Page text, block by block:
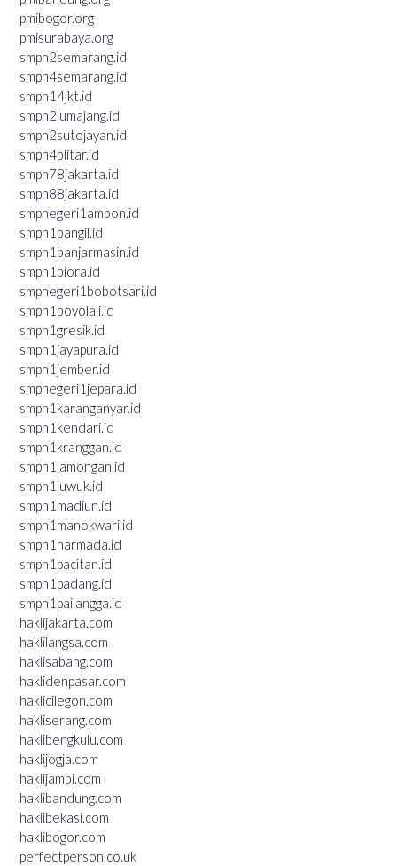
pmibogor.org
pmisurabaya.org
smpn2semarang.id
smpn4semarang.id
smpn14jkt.id
smpn2lumajang.id
smpn2sutojayan.id
smpn4blitar.id
smpn78jakarta.id
smpn88jakarta.id
smpnegeri1ambon.id
smpn1bangil.id
smpn1banjarmasin.id
smpn1biora.id
smpnegeri1bobotsari.id
smpn1boyolali.id
smpn1gresik.id
smpn1jayapura.id
smpn1jember.id
smpnegeri1jepara.id
smpn1karanganyar.id
smpn1kendari.id
smpn1kranggan.id
smpn1lamongan.id
smpn1luwuk.id
smpn1madiun.id
smpn1manokwari.id
smpn1narmada.id
smpn1pacitan.id
smpn1padang.id
smpn1pailangga.id
haklijakarta.com
haklilangsa.com
haklisabang.com
haklidenpasar.com
haklicilegon.com
hakliserang.com
haklibengkulu.com
haklijogja.com
haklijambi.com
haklibandung.com
haklibekasi.com
haklibogor.com
perfectperson.co.uk